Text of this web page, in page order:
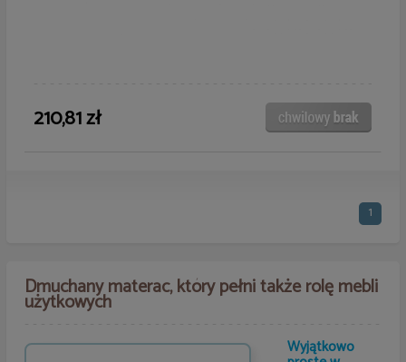
210,81 zł
1
Dmuchany materac, który pełni także rolę mebli
użytkowych
Wyjątkowo